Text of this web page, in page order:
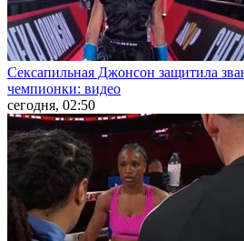
Сексапильная Джонсон защитила
чемпионки: видео
сегодня, 02:50